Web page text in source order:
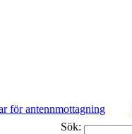
för antennmottagning
Sök: